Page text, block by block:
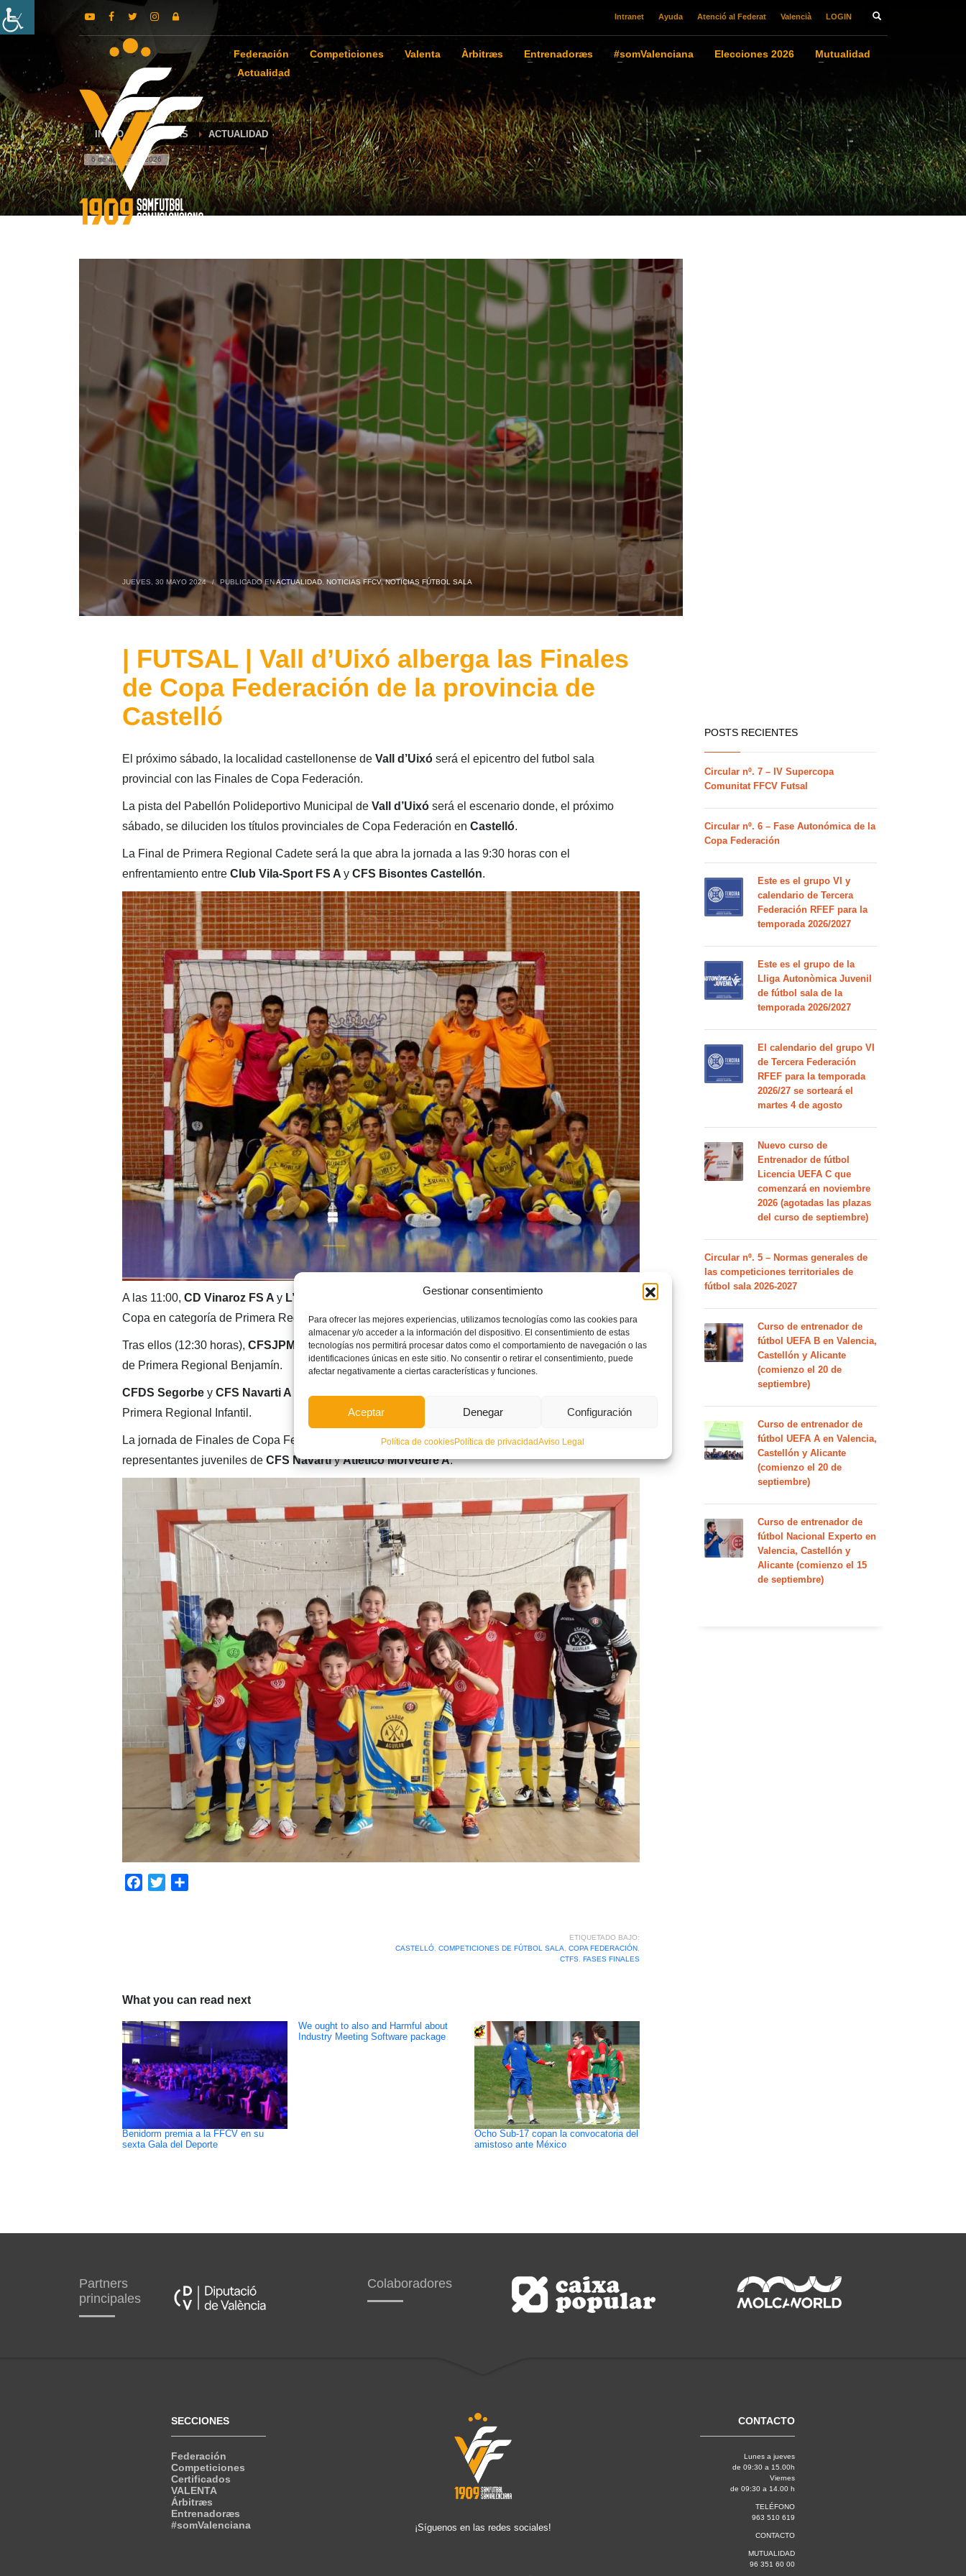
Gestionar consentimiento
Para ofrecer las mejores experiencias, utilizamos tecnologías como las cookies para
almacenar y/o acceder a la información del dispositivo. El consentimiento de estas
tecnologías nos permitirá procesar datos como el comportamiento de navegación o las
identificaciones únicas en este sitio. No consentir o retirar el consentimiento, puede
afectar negativamente a ciertas características y funciones.
Aceptar Denegar Configuración
Política de cookiesPolítica de privacidadAviso Legal
Intranet Ayuda Atenció al Federat Valencià LOGIN
Federación Competiciones Valenta Àrbitræs Entrenadoræs #somValenciana Elecciones 2026
Mutualidad
Actualidad
INICIO NOTICIAS ACTUALIDAD
6 de agosto de 2026
JUEVES, 30 MAYO 2024 / PUBLICADO ENACTUALIDAD, NOTICIAS FFCV,NOTICIAS FÚTBOL SALA
| FUTSAL | Vall d’Uixó alberga las Finales
de Copa Federación de la provincia de
Castelló
El próximo sábado, la localidad castellonense de Vall d’Uixó será el epicentro del futbol sala
provincial con las Finales de Copa Federación.
La pista del Pabellón Polideportivo Municipal de Vall d’Uixó será el escenario donde, el próximo
sábado, se diluciden los títulos provinciales de Copa Federación en Castelló.
La Final de Primera Regional Cadete será la que abra la jornada a las 9:30 horas con el
enfrentamiento entre Club Vila-Sport FS A y CFS Bisontes Castellón.
A las 11:00, CD Vinaroz FS A y L’Alcora FS
saltarán a la pista para decidir quién se adjudica la
Copa en categoría de Primera Regional Alevín.
Tras ellos (12:30 horas), CFSJPM BurrianayAtlético Morvedre FSserán los que luchen por el título
de Primera Regional Benjamín.
CFDS Segorbey CFS Navarti A
Primera Regional Infantil.
La jornada de Finales de Copa Federación en Castellóla protagonizarán a las 17:30 horas los
representantes juveniles de CFS NavartiyAtlético Morvedre A.
Facebook
Twitter
ETIQUETADO BAJO:
CASTELLÓ, COMPETICIONES DE FÚTBOL SALA, COPA FEDERACIÓN,
CTFS, FASES FINALES
What you can read next
Benidorm premia a la FFCV en su
sexta Gala del Deporte
We ought to also and Harmful about
Industry Meeting Software package
Ocho Sub-17 copan la convocatoria del
amistoso ante México
POSTS RECIENTES
Circular nº. 7 – IV Supercopa
Comunitat FFCV Futsal
Circular nº. 6 – Fase Autonómica de la
Copa Federación
Este es el grupo VI y
calendario de Tercera
Federación RFEF para la
temporada 2026/2027
Este es el grupo de la
Lliga Autonòmica Juvenil
de fútbol sala de la
temporada 2026/2027
El calendario del grupo VI
de Tercera Federación
RFEF para la temporada
2026/27 se sorteará el
martes 4 de agosto
Nuevo curso de
Entrenador de fútbol
Licencia UEFA C que
comenzará en noviembre
2026 (agotadas las plazas
del curso de septiembre)
Circular nº. 5 – Normas generales de
las competiciones territoriales de
fútbol sala 2026-2027
Curso de entrenador de
fútbol UEFA B en Valencia,
Castellón y Alicante
(comienzo el 20 de
septiembre)
Curso de entrenador de
fútbol UEFA A en Valencia,
Castellón y Alicante
(comienzo el 20 de
septiembre)
Curso de entrenador de
fútbol Nacional Experto en
Valencia, Castellón y
Alicante (comienzo el 15
de septiembre)
Partners
principales
Colaboradores
SECCIONES
Federación
Competiciones
Certificados
VALENTA
Árbitræs
Entrenadoræs
#somValenciana
¡Síguenos en las redes sociales!
CONTACTO
Lunes a jueves
de 09:30 a 15.00h
Viernes
de 09:30 a 14.00 h
TELÉFONO
963 510 619
CONTACTO
MUTUALIDAD
96 351 60 00